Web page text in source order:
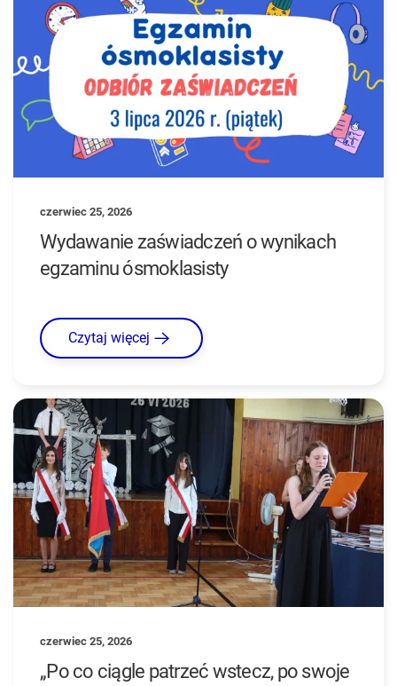
czerwiec 25, 2026
Wydawanie zaświadczeń o wynikach
egzaminu ósmoklasisty
Czytaj więcej
czerwiec 25, 2026
„Po co ciągle patrzeć wstecz, po swoje